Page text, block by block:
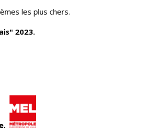
les plus chers.
2023.